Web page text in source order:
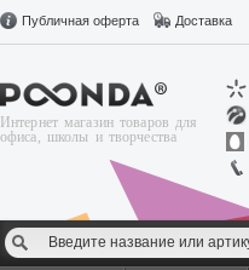
Публичная оферта Доставка
Интернет магазин товаров для
офиса, школы и творчества